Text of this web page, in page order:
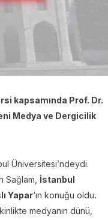
kapsamında Prof. Dr.
Medya ve Dergicilik
Üniversitesi’ndeydi.
Sağlam, İstanbul
Yapar‘ın konuğu oldu.
medyanın dünü,